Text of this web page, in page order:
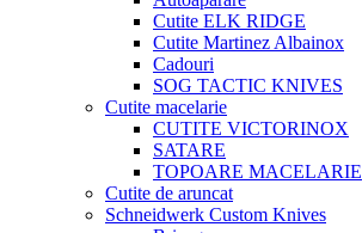
Cutite ELK RIDGE
Cutite Martinez Albainox
Cadouri
SOG TACTIC KNIVES
Cutite macelarie
CUTITE VICTORINOX
SATARE
TOPOARE MACELARIE
Cutite de aruncat
Schneidwerk Custom Knives